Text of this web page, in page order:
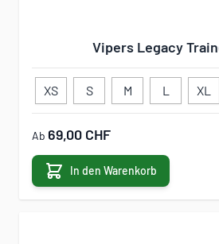
Vipers Legacy
XS S M L XL
Ab 69,00 CHF
In den Warenkorb